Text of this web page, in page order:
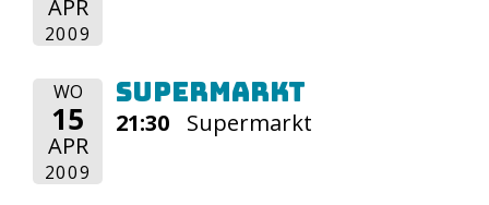
APR
2009
WO
15
APR
2009
Supermarkt
21:30 Supermarkt